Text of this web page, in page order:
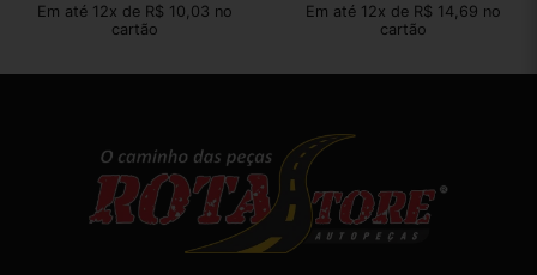
Em até 12x de R$ 10,03 no
cartão
Em até 12x de R$ 14,69 no
cartão